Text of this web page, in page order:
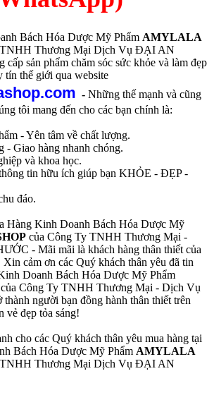
Bách Hóa Dược Mỹ Phẩm AMYLALA
TNHH Thương Mại Dịch Vụ ĐẠI AN
sản phẩm chăm sóc sức khỏe và làm đẹp
tín thế giới qua website
- Những thế mạnh và cũng
tôi mang đến cho các bạn chính là:
- Yên tâm về chất lượng.
- Giao hàng nhanh chóng.
và khoa học.
tin hữu ích giúp bạn KHỎE - ĐẸP -
đáo.
Hàng Kinh Doanh Bách Hóa Dược Mỹ
của Công Ty TNHH Thương Mại -
- Mãi mãi là khách hàng thân thiết của
Xin cảm ơn các Quý khách thân yêu đã tin
Doanh Bách Hóa Dược Mỹ Phẩm
của Công Ty TNHH Thương Mại - Dịch Vụ
người bạn đồng hành thân thiết trên
vẻ đẹp tỏa sáng!
cho các Quý khách thân yêu mua hàng tại
Bách Hóa Dược Mỹ Phẩm AMYLALA
TNHH Thương Mại Dịch Vụ ĐẠI AN